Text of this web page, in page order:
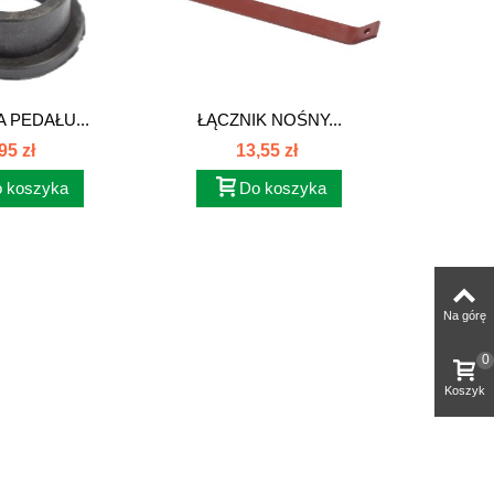
PEDAŁU...
zł
koszyka
ŁĄCZNIK NOŚNY...
13,55 zł
Do koszyka
Na górę
Koszyk
0